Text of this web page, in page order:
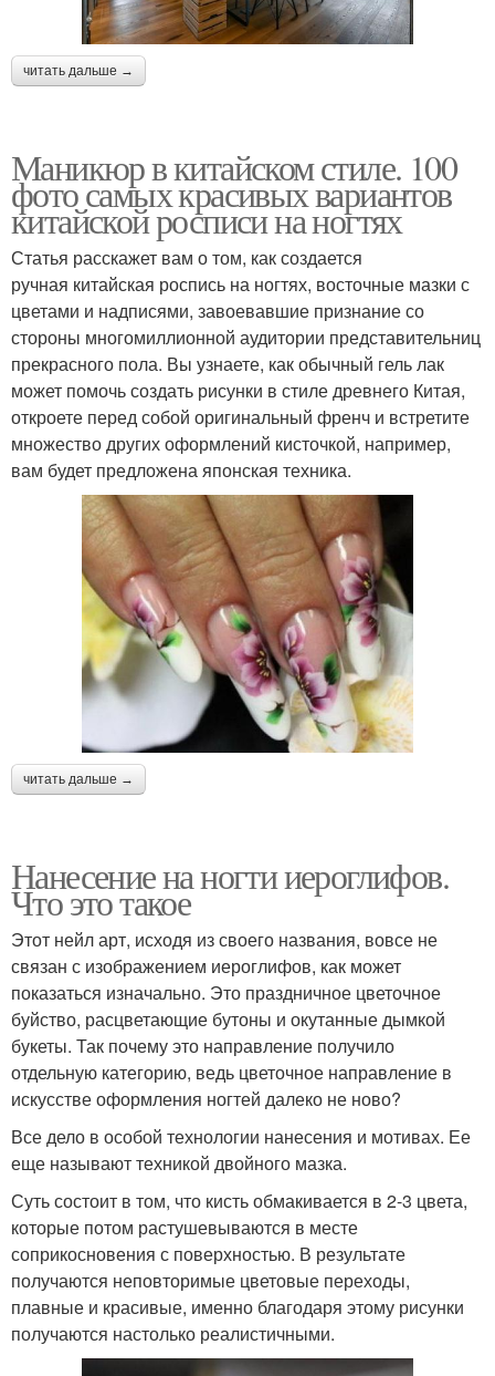
читать дальше →
Маникюр в китайском стиле. 100
фото самых красивых вариантов
китайской росписи на ногтях
Статья расскажет вам о том, как создается
ручная китайская роспись на ногтях, восточные мазки с
цветами и надписями, завоевавшие признание со
стороны многомиллионной аудитории представительниц
прекрасного пола. Вы узнаете, как обычный гель лак
может помочь создать рисунки в стиле древнего Китая,
откроете перед собой оригинальный френч и встретите
множество других оформлений кисточкой, например,
вам будет предложена японская техника.
читать дальше →
Нанесение на ногти иероглифов.
Что это такое
Этот нейл арт, исходя из своего названия, вовсе не
связан с изображением иероглифов, как может
показаться изначально. Это праздничное цветочное
буйство, расцветающие бутоны и окутанные дымкой
букеты. Так почему это направление получило
отдельную категорию, ведь цветочное направление в
искусстве оформления ногтей далеко не ново?
Все дело в особой технологии нанесения и мотивах. Ее
еще называют техникой двойного мазка.
Суть состоит в том, что кисть обмакивается в 2-3 цвета,
которые потом растушевываются в месте
соприкосновения с поверхностью. В результате
получаются неповторимые цветовые переходы,
плавные и красивые, именно благодаря этому рисунки
получаются настолько реалистичными.